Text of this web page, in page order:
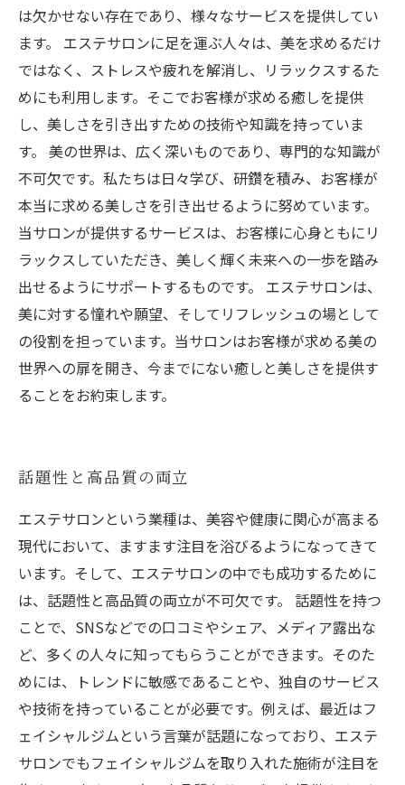
は欠かせない存在であり、様々なサービスを提供してい
ます。 エステサロンに足を運ぶ人々は、美を求めるだけ
ではなく、ストレスや疲れを解消し、リラックスするた
めにも利用します。そこでお客様が求める癒しを提供
し、美しさを引き出すための技術や知識を持っていま
す。 美の世界は、広く深いものであり、専門的な知識が
不可欠です。私たちは日々学び、研鑽を積み、お客様が
本当に求める美しさを引き出せるように努めています。
当サロンが提供するサービスは、お客様に心身ともにリ
ラックスしていただき、美しく輝く未来への一歩を踏み
出せるようにサポートするものです。 エステサロンは、
美に対する憧れや願望、そしてリフレッシュの場として
の役割を担っています。当サロンはお客様が求める美の
世界への扉を開き、今までにない癒しと美しさを提供す
ることをお約束します。
話題性と高品質の両立
エステサロンという業種は、美容や健康に関心が高まる
現代において、ますます注目を浴びるようになってきて
います。そして、エステサロンの中でも成功するために
は、話題性と高品質の両立が不可欠です。 話題性を持つ
ことで、SNSなどでの口コミやシェア、メディア露出な
ど、多くの人々に知ってもらうことができます。そのた
めには、トレンドに敏感であることや、独自のサービス
や技術を持っていることが必要です。例えば、最近はフ
ェイシャルジムという言葉が話題になっており、エステ
サロンでもフェイシャルジムを取り入れた施術が注目を